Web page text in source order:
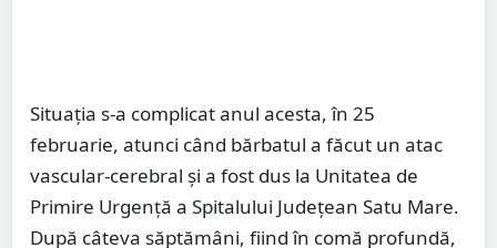
Situația s-a complicat anul acesta, în 25
februarie, atunci când bărbatul a făcut un atac
vascular-cerebral și a fost dus la Unitatea de
Primire Urgență a Spitalului Județean Satu Mare.
După câteva săptămâni, fiind în comă profundă,